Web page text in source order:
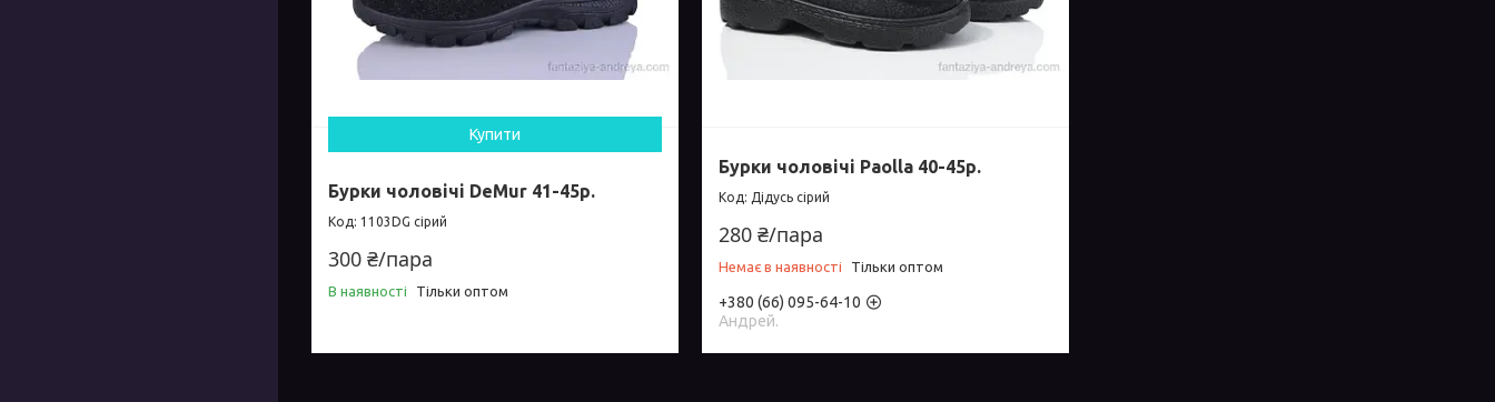
Купити
Бурки чоловічі DeMur 41-45р.
1103DG сірий
300 ₴/пара
В наявності Тільки оптом
Бурки чоловічі Paolla 40-45р.
Дідусь сірий
280 ₴/пара
Немає в наявності Тільки оптом
+380 (66) 095-64-10
Андрей.